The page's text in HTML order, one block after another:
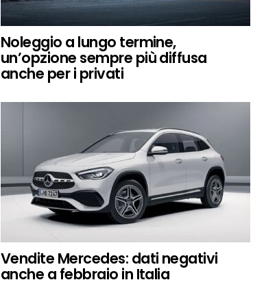
Noleggio a lungo termine,
un’opzione sempre più diffusa
anche per i privati
Vendite Mercedes: dati negativi
anche a febbraio in Italia